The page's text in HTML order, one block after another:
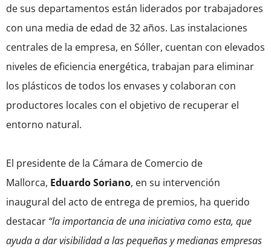
de sus departamentos están liderados por trabajadores
con una media de edad de 32 años. Las instalaciones
centrales de la empresa, en Sóller, cuentan con elevados
niveles de eficiencia energética, trabajan para eliminar
los plásticos de todos los envases y colaboran con
productores locales con el objetivo de recuperar el
entorno natural.
El presidente de la Cámara de Comercio de
Mallorca, Eduardo Soriano, en su intervención
inaugural del acto de entrega de premios, ha querido
destacar “la importancia de una iniciativa como esta, que
ayuda a dar visibilidad a las pequeñas y medianas empresas